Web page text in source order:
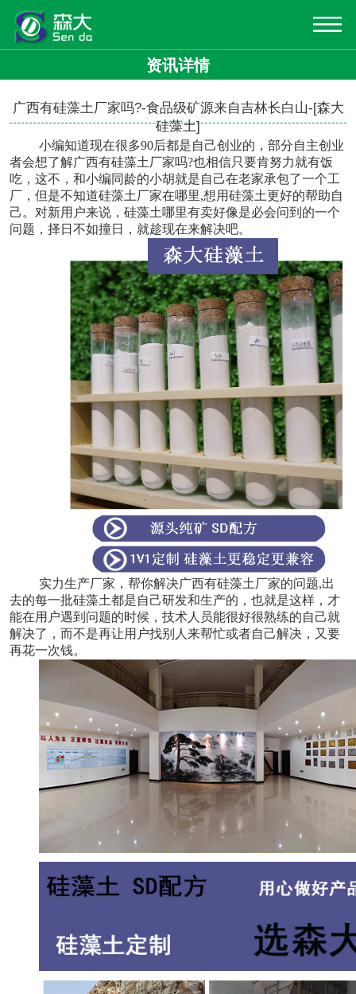
资讯详情
广西有硅藻土厂家吗?-食品级矿源来自吉林长白山-[森大
硅藻土]
小编知道现在很多90后都是自己创业的，部分自主创业
者会想了解广西有硅藻土厂家吗?也相信只要肯努力就有饭
吃，这不，和小编同龄的小胡就是自己在老家承包了一个工
厂，但是不知道硅藻土厂家在哪里,想用硅藻土更好的帮助自
己。对新用户来说，硅藻土哪里有卖好像是必会问到的一个
问题，择日不如撞日，就趁现在来解决吧。
实力生产厂家，帮你解决广西有硅藻土厂家的问题,出
去的每一批硅藻土都是自己研发和生产的，也就是这样，才
能在用户遇到问题的时候，技术人员能很好很熟练的自己就
解决了，而不是再让用户找别人来帮忙或者自己解决，又要
再花一次钱。